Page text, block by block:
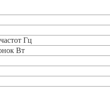
Гц
Вт